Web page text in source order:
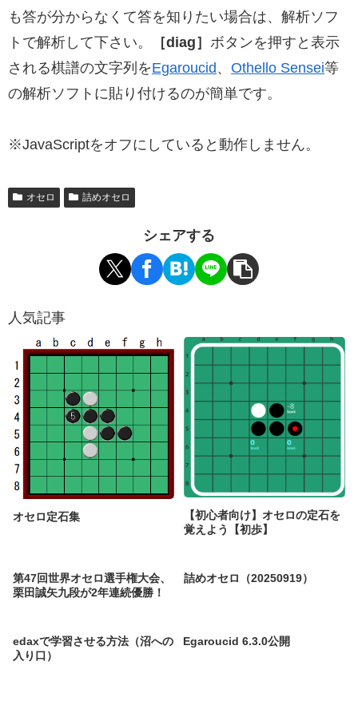
も答が分からなくて答を知りたい場合は、解析ソフ
トで解析して下さい。
［diag］ ボタンを押すと表示
される棋譜の文字列をEgaroucid、 Othello Sensei等
の解析ソフトに貼り付けるのが簡単です。
※JavaScriptをオフにしていると動作しません。
オセロ 詰めオセロ
シェアする
人気記事
オセロ定石集
【初心者向け】オセロの定石を
覚えよう【初歩】
第47回世界オセロ選手権大会、
栗田誠矢九段が2年連続優勝！
詰めオセロ（20250919）
edaxで学習させる方法（沼への
入り口）
Egaroucid 6.3.0公開